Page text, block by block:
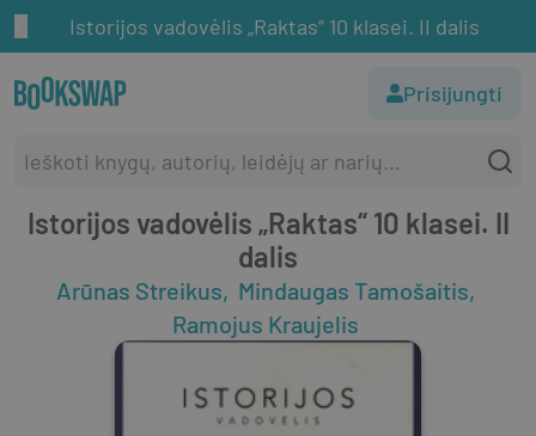
Istorijos vadovėlis „Raktas“ 10 klasei. II dalis
Prisijungti
Istorijos vadovėlis „Raktas“ 10 klasei. II
dalis
Arūnas Streikus
Mindaugas Tamošaitis
Ramojus Kraujelis